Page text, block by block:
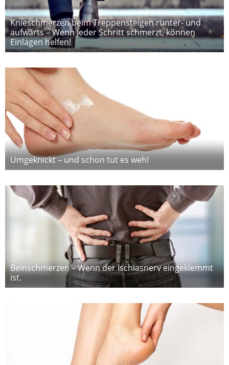
Knieschmerzen beim Treppensteigen runter- und
aufwärts – Wenn jeder Schritt schmerzt, können
Einlagen helfen!
Umgeknickt – und schon tut es weh!
Beinschmerzen – Wenn der Ischiasnerv eingeklemmt
ist.